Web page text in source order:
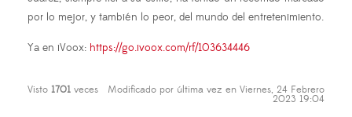
por lo mejor, y también lo peor, del mundo del entretenimiento.
Ya en iVoox: https://go.ivoox.com/rf/103634446
Visto 1701 veces Modificado por última vez en Viernes, 24 Febrero
2023 19:04